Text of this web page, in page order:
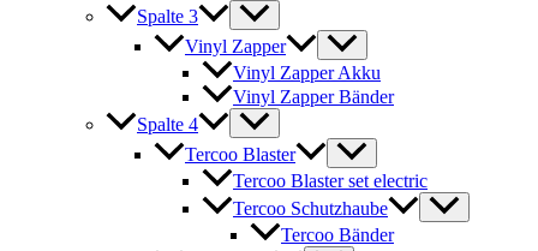
Spalte 3
Vinyl Zapper
Vinyl Zapper Akku
Vinyl Zapper Bänder
Spalte 4
Tercoo Blaster
Tercoo Blaster set electric
Tercoo Schutzhaube
Tercoo Bänder